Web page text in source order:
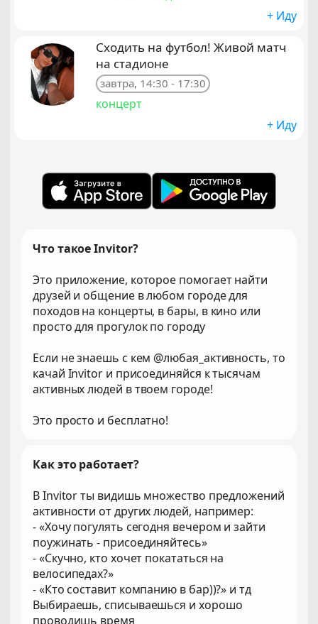
+ Иду
Сходить на футбол! Живой матч
на стадионе
завтра, 14:30 - 17:30
концерт
+ Иду
Что такое Invitor?
Это приложение, которое помогает найти
друзей и общение в любом городе для
походов на концерты, в бары, в кино или
просто для прогулок по городу
Если не знаешь с кем @любая_активность, то
качай Invitor и присоединяйся к тысячам
активных людей в твоем городе!
Это просто и бесплатно!
Как это работает?
В Invitor ты видишь множество предложений
активности от других людей, например:
- «Хочу погулять сегодня вечером и зайти
поужинать - присоединяйтесь»
- «Скучно, кто хочет покататься на
велосипедах?»
- «Кто составит компанию в бар))?» и тд
Выбираешь, списываешься и хорошо
проводишь время